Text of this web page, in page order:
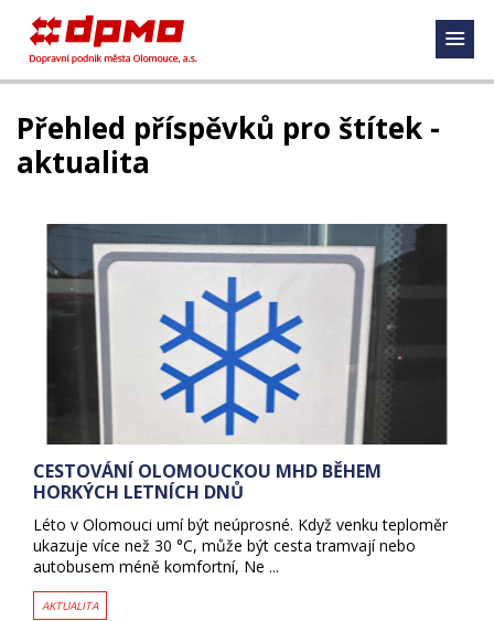
Přehled příspěvků pro štítek -
aktualita
CESTOVÁNÍ OLOMOUCKOU MHD BĚHEM
HORKÝCH LETNÍCH DNŮ
Léto v Olomouci umí být neúprosné. Když venku teploměr
ukazuje více než 30 °C, může být cesta tramvají nebo
autobusem méně komfortní, Ne ...
AKTUALITA